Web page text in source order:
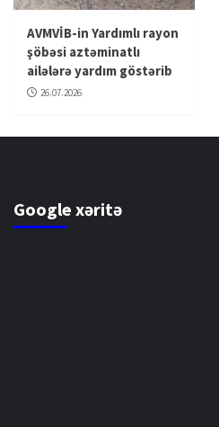
AVMVİB-in Yardımlı rayon
şöbəsi aztəminatlı
ailələrə yardım göstərib
26.07.2026
Google xəritə